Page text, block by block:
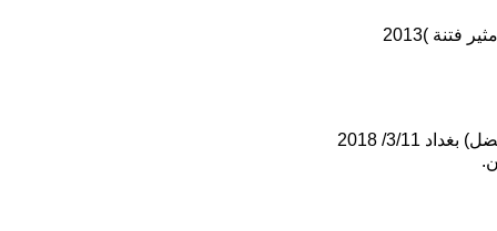
)2013
3/11/ 2018